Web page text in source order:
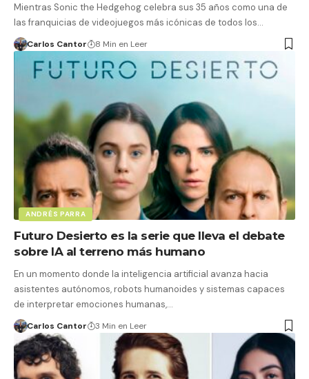
Mientras Sonic the Hedgehog celebra sus 35 años como una de
las franquicias de videojuegos más icónicas de todos los…
Carlos Cantor 8 Min en Leer
ANDRÉS PARRA
Futuro Desierto es la serie que lleva el debate
sobre IA al terreno más humano
En un momento donde la inteligencia artificial avanza hacia
asistentes autónomos, robots humanoides y sistemas capaces
de interpretar emociones humanas,…
Carlos Cantor 3 Min en Leer